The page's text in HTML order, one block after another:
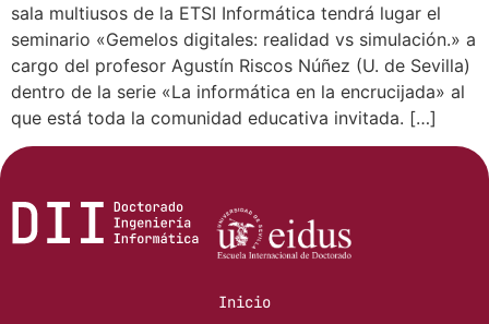
sala multiusos de la ETSI Informática tendrá lugar el
seminario «Gemelos digitales: realidad vs simulación.» a
cargo del profesor Agustín Riscos Núñez (U. de Sevilla)
dentro de la serie «La informática en la encrucijada» al
que está toda la comunidad educativa invitada. […]
Inicio